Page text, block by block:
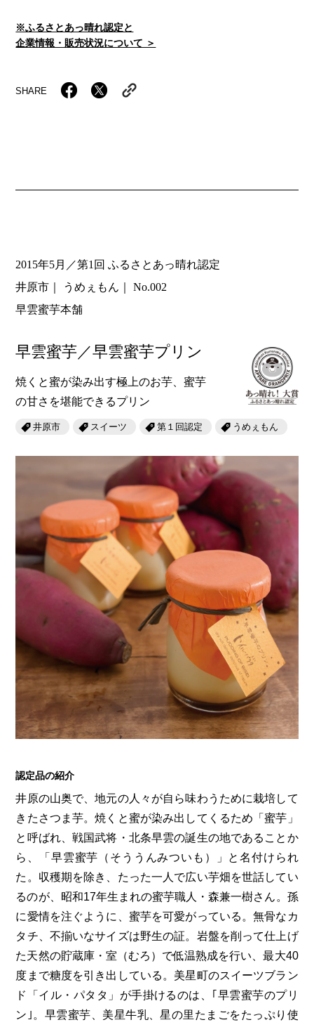
※ふるさとあっ晴れ認定と
企業情報・販売状況について ＞
SHARE
2015年5月／第1回 ふるさとあっ晴れ認定
井原市
うめぇもん
No.002
早雲蜜芋本舗
早雲蜜芋／早雲蜜芋プリン
焼くと蜜が染み出す極上のお芋、蜜芋
の甘さを堪能できるプリン
井原市 スイーツ 第１回認定 うめぇもん
認定品の紹介
井原の山奥で、地元の人々が自ら味わうために栽培して
きたさつま芋。焼くと蜜が染み出してくるため「蜜芋」
と呼ばれ、戦国武将・北条早雲の誕生の地であることか
ら、「早雲蜜芋（そううんみついも）」と名付けられ
た。収穫期を除き、たった一人で広い芋畑を世話してい
るのが、昭和17年生まれの蜜芋職人・森兼一樹さん。孫
に愛情を注ぐように、蜜芋を可愛がっている。無骨なカ
タチ、不揃いなサイズは野生の証。岩盤を削って仕上げ
た天然の貯蔵庫・室（むろ）で低温熟成を行い、最大40
度まで糖度を引き出している。美星町のスイーツブラン
ド「イル・パタタ」が手掛けるのは、｢早雲蜜芋のプリ
ン｣。早雲蜜芋、美星牛乳、星の里たまごをたっぷり使